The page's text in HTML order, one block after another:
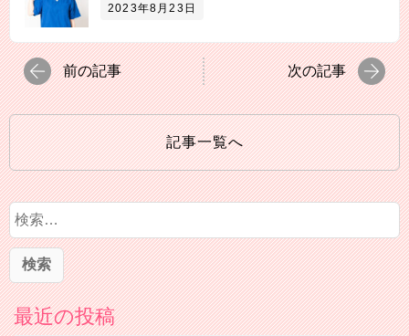
2023年8月23日
前の記事 次の記事
記事一覧へ
検
索
最近の投稿